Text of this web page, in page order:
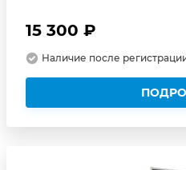
15 300 ₽
Наличие после